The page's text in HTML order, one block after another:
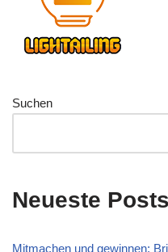
Suchen
Neueste Posts
Mitmachen und gewinnen: